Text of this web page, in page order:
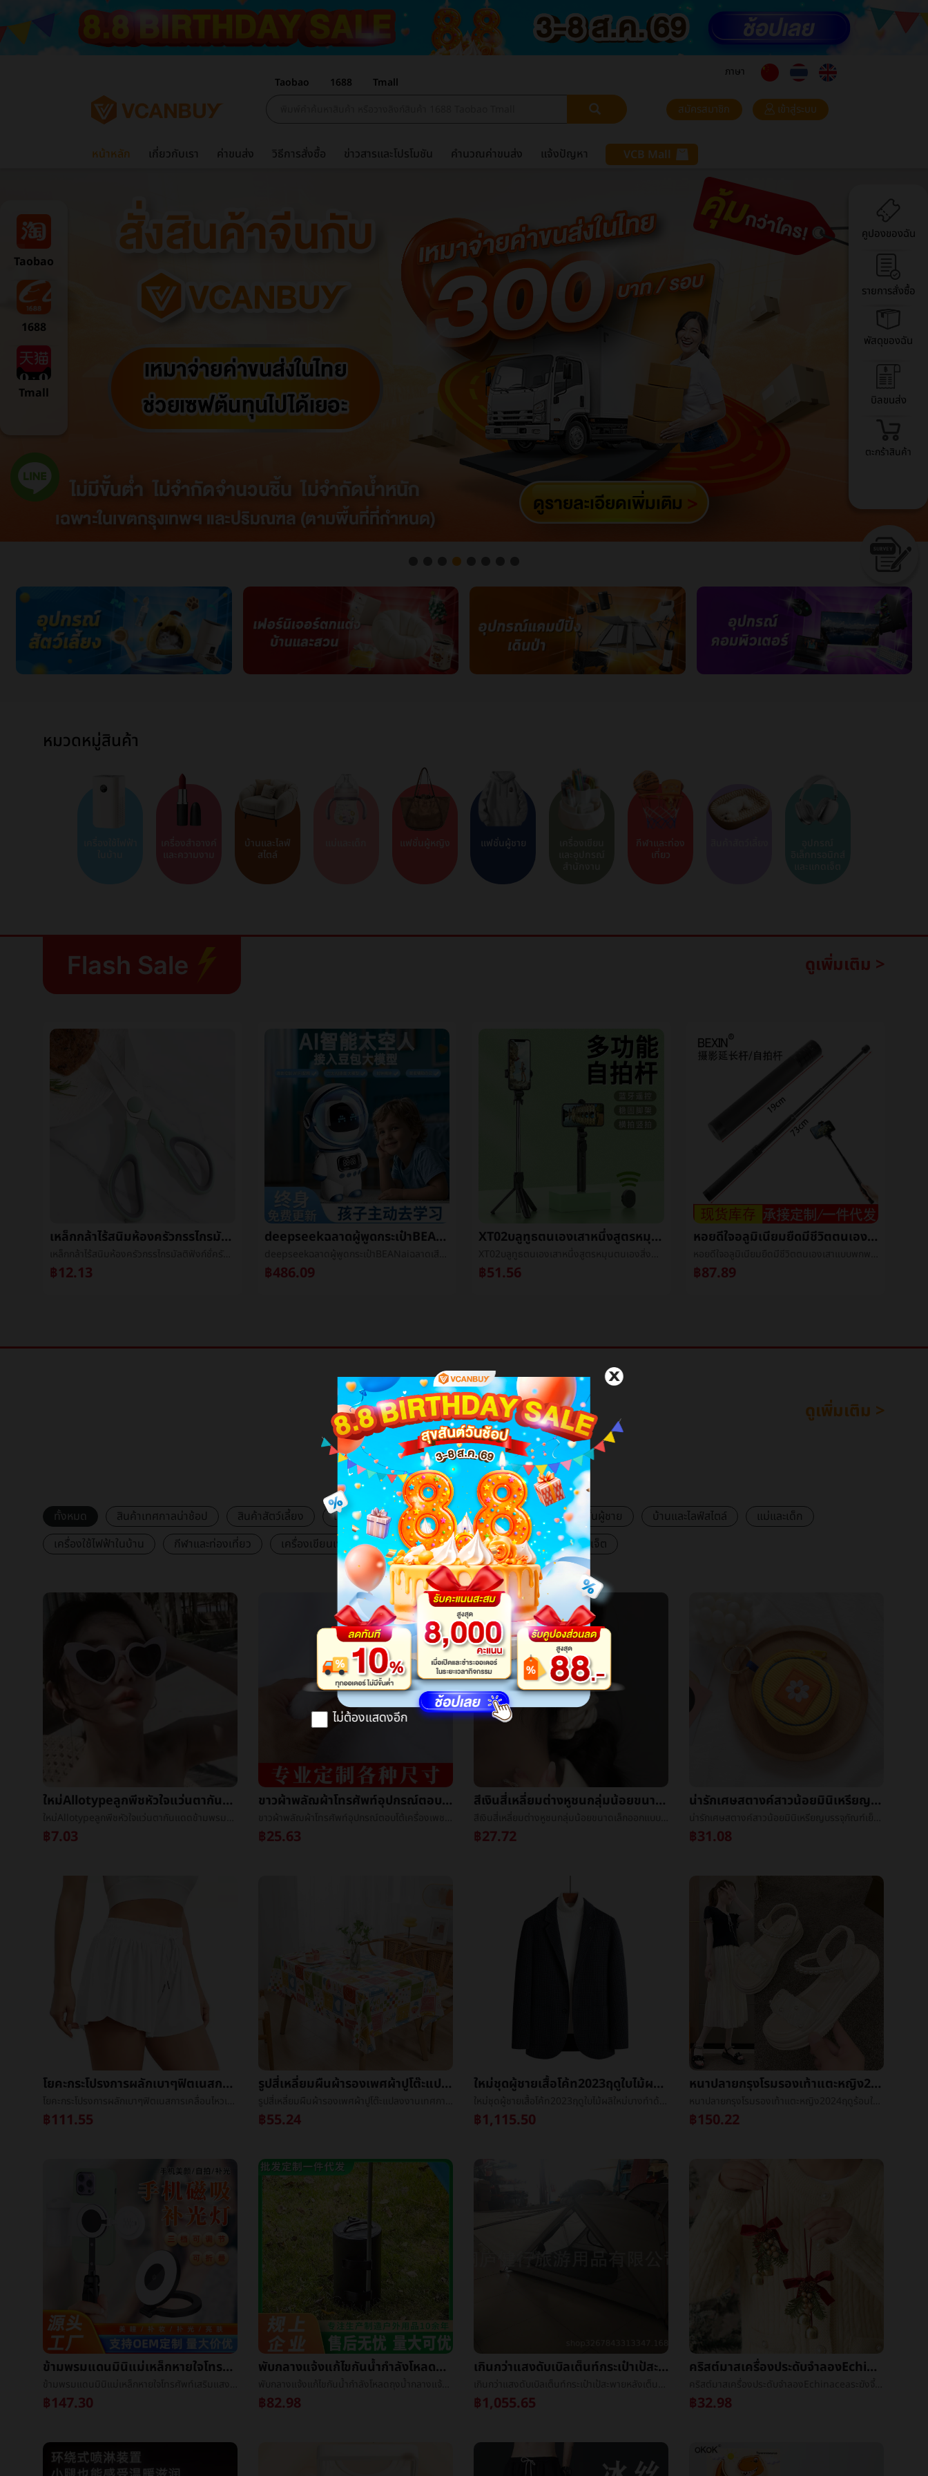
ไม่ต้องแสดงอีก
Taobao
1688
Tmall
คูปองของฉัน
รายการสั่งซื้อ
พัสดุของฉัน
บิลขนส่ง
ตะกร้าสินค้า
ภาษา
Taobao 1688 Tmall
สมัครสมาชิก เข้าสู่ระบบ
หน้าหลัก เกี่ยวกับเรา ค่าขนส่ง วิธีการสั่งซื้อ ข่าวสารและโปรโมชัน คำนวณค่าขนส่ง แจ้งปัญหา VCB Mall
หมวดหมู่สินค้า
บ้านและไลฟ์
สไตล์
แฟชั่นผู้ชาย
กีฬาและท่อง
เที่ยว
Flash Sale ดูเพิ่มเติม >
เหล็กกล้าไร้สนิมห้องครัวกรรไกรมัลติฟังก์ชั่ครัวเรือนเหล็กกล้าไร้สนิมกรรไกรไก่กระดูกกรรไกรเมล็ดถั่ววอลนัทå¤¹กรรไกร
฿12.13
deepseekฉลาดผู้พูดกระเป๋าBEANaiฉลาดเสียงaiใหญ่แบบกระเป๋าBEANพูดคุยหุ่นยนต์บลูทูธเสียง
฿486.09
XT02บลูทูธตนเองเสาหนึ่งสูตรหมุนตนเองสิ่งประดิษฐ์โทรศัพท์สากลวีดีโอมีชีวิตขาตั้งตนเองเสา
฿51.56
หอยดีใจอลูมิเนียมยืดมีชีวิตตนเองเสาแบบพกพาโทรศัพท์ถ่ายภาพการถ่ายภาพขยายออกเสามือถือถ่ายภาพยืนเสา
฿87.89
VCB Mall ดูเพิ่มเติม >
ทั้งหมด สินค้าเทศกาลน่าช้อป สินค้าสัตว์เลี้ยง แฟชั่นผู้หญิง เครื่องสำอางค์และความงาม แฟชั่นผู้ชาย บ้านและไลฟ์สไตล์
แม่และเด็ก
เครื่องใช้ไฟฟ้าในบ้าน
กีฬาและท่องเที่ยว เครื่องเขียนและอุปกรณ์สำนักงาน อุปกรณ์อิเล็กทรอนิกส์และแกดเจ็ต
ใหม่Allotypeลูกพีชหัวใจแว่นตากันแดดข้ามพรมแดนยุโรปงานเลี้ยงç±หัวใจแว่นตาสุทธิสีแดงถนนชนะแฟชั่นนางสาวแว่นตากันแดด
฿7.03
ขาวผ้าพลัฌผ้าโทรศัพท์อุปกรณ์ตอบโต้เครื่องเพชรพลอยตู้โชว์æ¡ผ้าå«ผ้าvillusแผงลอยผ้าถ่ายภาพèæ¯ผ้า
฿25.63
สีเงินสี่เหลี่ยมต่างหูชนกลุ่มน้อยขนาดเล็กออกแบบความรู้สึกอารมณ์สูงบรรยากาศหญิงสีเงินหูวงกลม2021ปีที่ผ่านมาใหม่น้ำขึ้นน้ำลงหูé¥°
฿27.72
น่ารักเศษสตางค์สาวน้อยมินิเหรียญบรรจุภัณฑ์เย็บปักถักร้อยเล็กแขวนอุปกรณ์บรรจุภัณฑ์เกาหลีinsมือเอาญี่ปุ่นแพ็กเกจถุง
฿31.08
โยคะกระโปรงการผลักเบาๆฟิตเนสการเคลื่อนไหวเทนนิสกระโปรงการผลักเบาๆกางเกงขาสั้นหญิงข้ามพรมแดนฤดูร้อนความเร็วแห้งต่อต้านไปแสงโยคะกระโปรง
฿111.55
รูปสี่เหลี่ยมผืนผ้ารองเพศผ้าปูโต๊ะแปลงงานเทศกาลงานเลี้ยงคริสต์มาสพลาสติกอาหารผ้าโรงแรมตกอยู่ในค่ายโต๊ะกลม
฿55.24
ใหม่ชุดผู้ชายเสื้อโค้ท2023ฤดูใบไม้ผลิใหม่บางทำด้วยผ้าขนสัตว์งานLeisureขนสัตว์หนาKonishiแต่งตัว
฿1,115.50
หนาปลายกรุงโรมรองเท้าแตะหญิง2024ฤดูร้อนใหม่นางฟ้าลมไข่มุกน้ำค้างนิ้วเท้าแบนinsน้ำขึ้นน้ำลงLeisureรองเท้าแตะ
฿150.22
ข้ามพรมแดนมินิแม่เหล็กหายใจโทรศัพท์เสริมแสงแสงเหมาะสมแม่เหล็กหายใจโทรศัพท์ถ่ายภาพการถ่ายภาพยืนเสริมแสงแสงพิมพ์logo
฿147.30
พับกลางแจ้งแก้ไขกันน้ำกำลังโหลดถุงน้ำกลางแจ้งเต็นท์แก้ไขถุงน้ำครัวเรือนยืนดอกไม้แก้ไขกันน้ำถุง
฿82.98
เกินกว่าแสงดับเบิลเต็นท์กระเป๋าเป้สะพายหลังเต็นท์ï¼แรดแสงéแคมป์ปิ้งเต็นท์ï¼ดับเบิลเกินกว่าแสงเสาเต็นท์
฿1,055.65
คริสต์มาสเครื่องประดับจำลองEchinaceaระฆังจี้คริสต์มาสรถแขวนผลไม้เล็กๆเถาวัลย์วงกลมเล็กพวงมาลัยนางแกรี่เล็กพวงมาลัย
฿32.98